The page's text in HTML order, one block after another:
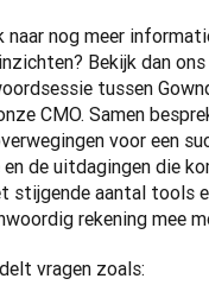
naar nog meer
Bekijk dan
tussen
CMO. Samen
voor een
de uitdagingen die
stijgende aantal tools
rekening mee
vragen zoals: